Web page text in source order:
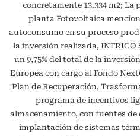
concretamente 13.334 m2; La
planta Fotovoltaica
autoconsumo en su proceso
la inversión realizada, INFRICO
un 9,75% del total de la
Europea con cargo al Fondo
Plan de Recuperación,
programa de incentivos
almacenamiento, con fuentes de
implantación de sistemas